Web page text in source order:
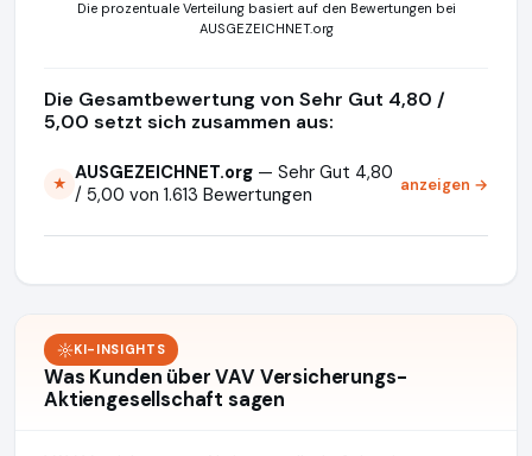
Die prozentuale Verteilung basiert auf den Bewertungen bei
AUSGEZEICHNET.org
Die Gesamtbewertung von Sehr Gut 4,80 /
5,00 setzt sich zusammen aus:
★ AUSGEZEICHNET.org — Sehr Gut 4,80
/ 5,00 von 1.613 Bewertungen
anzeigen →
KI-INSIGHTS
Was Kunden über VAV Versicherungs-
Aktiengesellschaft sagen